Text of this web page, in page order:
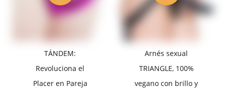
TÁNDEM:
Revoluciona el
Placer en Pareja
Arnés sexual
TRIANGLE, 100%
vegano con brillo y